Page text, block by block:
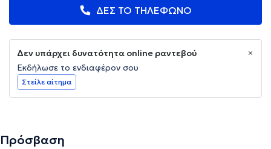
ΔΕΣ ΤΟ ΤΗΛΕΦΩΝΟ
Δεν υπάρχει δυνατότητα online ραντεβού
Εκδήλωσε το ενδιαφέρον σου
Στείλε αίτημα
Πρόσβαση